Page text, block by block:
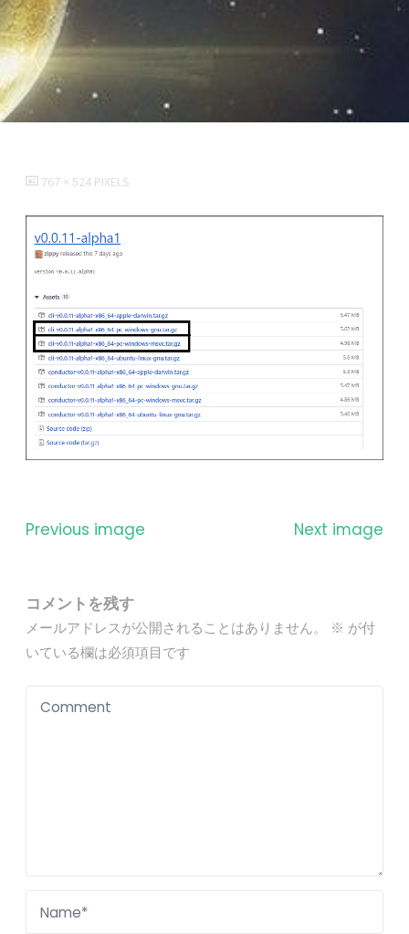
FULL767 × 524 PIXELS
Previous image Next image
コメントを残す
メールアドレスが公開されることはありません。 ※ が付
いている欄は必須項目です